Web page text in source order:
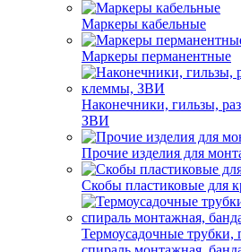
Маркеры кабельные
Маркеры перманентные
Наконечники, гильзы,
ЗВИ
Прочие изделия для
Скобы пластиковые для
Термоусадочные трубки,